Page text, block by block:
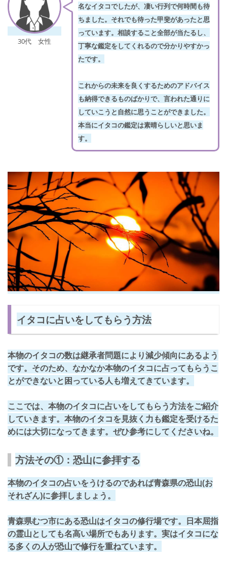
30代 女性
名なイタコでしたが、凄い行列で何時間も待
ちました。それでも待った甲斐があったと思
っています。相談すること全部が当たるし、
丁寧な鑑定をしてくれるので分かりやすかっ
たです。
これからの未来を良くするためのアドバイス
も納得できるものばかりで、言われた通りに
していこうと自然に思うことができました。
本当にイタコの鑑定は素晴らしいと思いま
す。
イタコに占いをしてもらう方法
本物のイタコの数は継承者問題により減少傾向にあるよう
です。そのため、なかなか本物のイタコに占ってもらうこ
とができないと困っている人も増えてきています。
ここでは、 本物のイタコに占いをしてもらう方法をご紹介
していきます。本物のイタコを見抜く力も鑑定を受けるた
めには大切になってきます。ぜひ参考にしてくださいね。
方法その①：恐山に参拝する
本物のイタコの占いをうけるのであれば青森県の恐山(お
それざん)に参拝しましょう。
青森県むつ市にある恐山はイタコの修行場です。日本屈指
の霊山としても名高い場所でもあります。実はイタコにな
る多くの人が恐山で修行を重ねています。